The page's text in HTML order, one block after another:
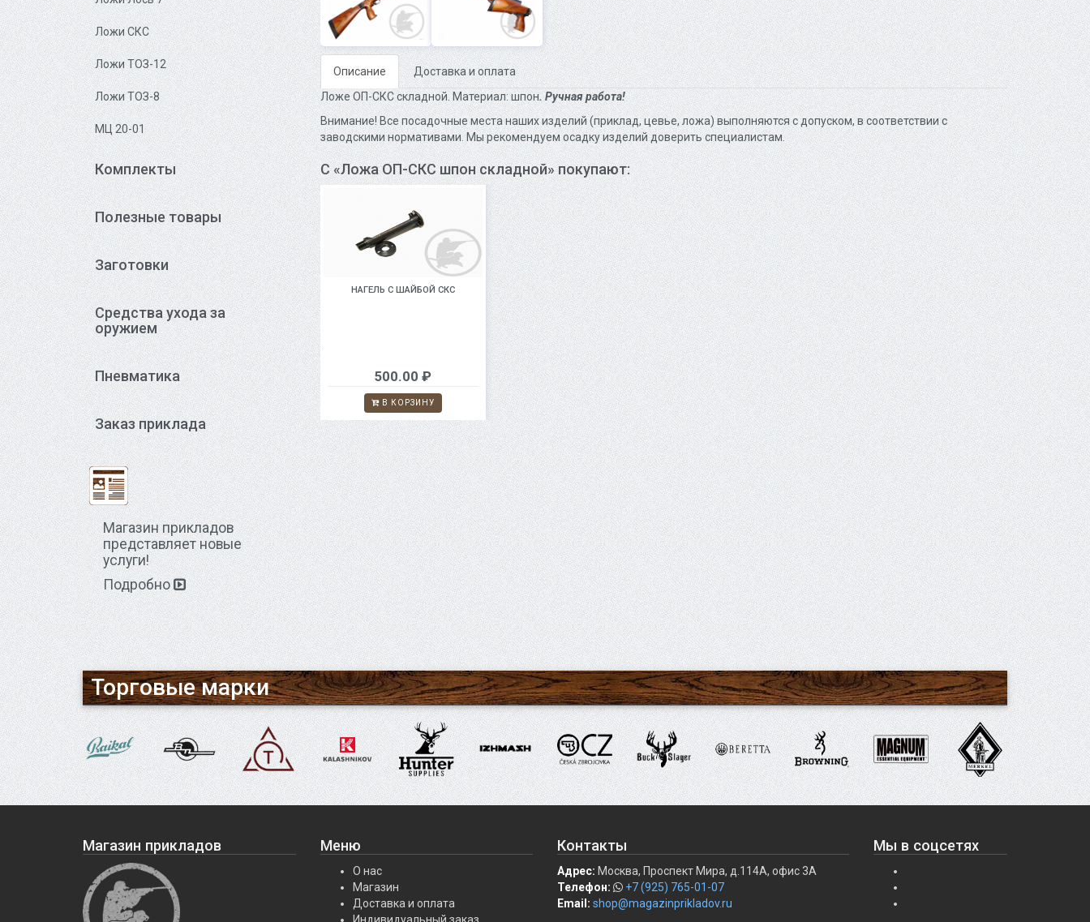
Ложи СКС
Ложи ТОЗ-12
Ложи ТОЗ-8
МЦ 20-01
Комплекты
Полезные товары
Заготовки
Средства ухода за
оружием
Пневматика
Заказ приклада
Магазин прикладов
представляет новые
услуги!
Подробно
Описание
Доставка и оплата
Ложе ОП-СКС складной. Материал: шпон. Ручная работа!
Внимание! Все посадочные места наших изделий (приклад, цевье, ложа) выполняются с допуском, в соответствии с
заводскими нормативами. Мы рекомендуем осадку изделий доверить специалистам.
С «Ложа ОП-СКС шпон складной» покупают:
НАГЕЛЬ С ШАЙБОЙ СКС
500.00 ₽
В КОРЗИНУ
Торговые марки
Магазин прикладов Меню
О нас
Магазин
Доставка и оплата
Индивидуальный заказ
Контакты
Адрес: Москва, Проспект Мира, д.114А, офис 3А
Телефон:
+7 (925) 765-01-07
Email: shop@magazinprikladov.ru
Мы в соцсетях